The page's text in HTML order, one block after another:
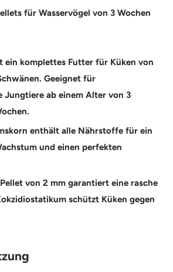
für Wasservögel von 3 Wochen
ein komplettes Futter für Küken von
Geeignet für
Jungtiere ab einem Alter von 3
enthält alle Nährstoffe für ein
und einen perfekten
von 2 mm garantiert eine rasche
schützt Küken gegen